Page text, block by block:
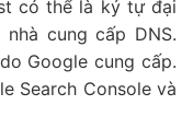
có thể là ký tự đại
cung cấp DNS.
Google cung cấp.
Search Console và